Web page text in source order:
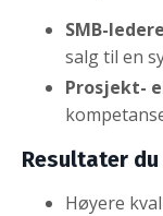
SMB-ledere
salg til en
Prosjekt-
Resultater
Høyere